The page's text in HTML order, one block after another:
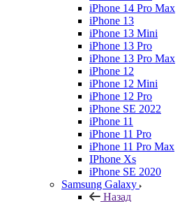
iPhone 14 Pro Max
iPhone 13
iPhone 13 Mini
iPhone 13 Pro
iPhone 13 Pro Max
iPhone 12
iPhone 12 Mini
iPhone 12 Pro
iPhone SE 2022
iPhone 11
iPhone 11 Pro
iPhone 11 Pro Max
IPhone Xs
iPhone SE 2020
Samsung Galaxy
Назад